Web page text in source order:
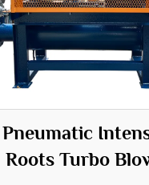
Pneumatic
Roots Turbo